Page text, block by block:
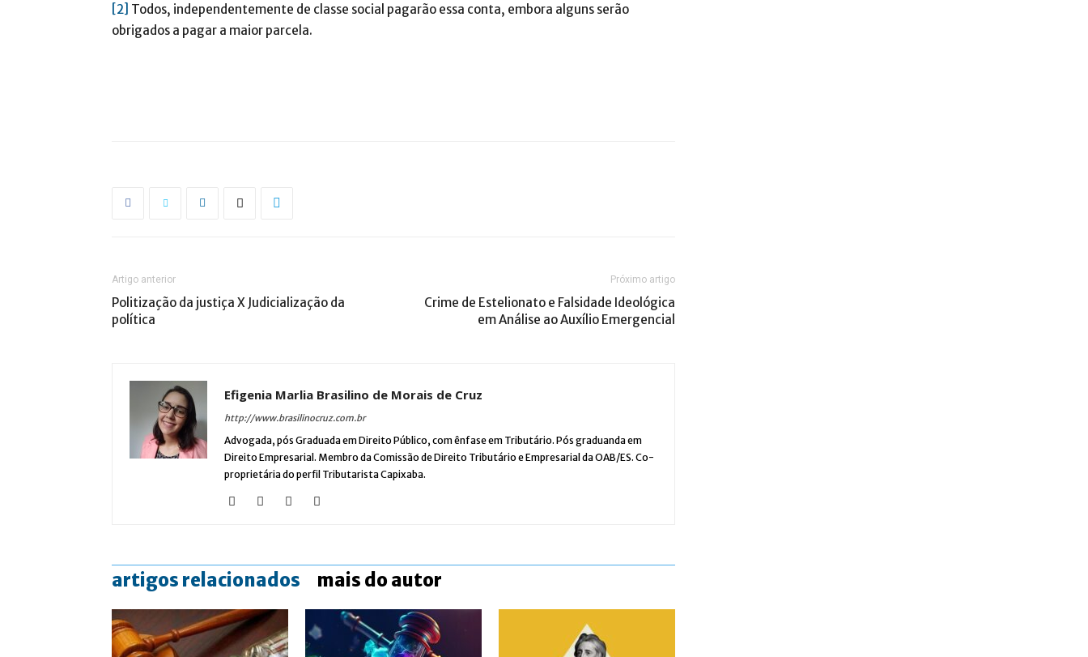
[2] Todos, independentemente de classe social pagarão essa conta, embora alguns serão
obrigados a pagar a maior parcela.
Artigo anterior
Politização da justiça X Judicialização da
política
Próximo artigo
Crime de Estelionato e Falsidade Ideológica
em Análise ao Auxílio Emergencial
Efigenia Marlia Brasilino de Morais de Cruz
http://www.brasilinocruz.com.br
Advogada, pós Graduada em Direito Público, com ênfase em Tributário. Pós graduanda em
Direito Empresarial. Membro da Comissão de Direito Tributário e Empresarial da OAB/ES. Co-
proprietária do perfil Tributarista Capixaba.
artigos relacionados mais do autor